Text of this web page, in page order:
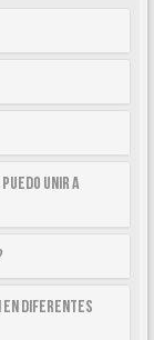
unir a
en diferentes